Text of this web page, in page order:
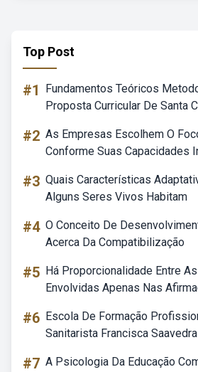
Top Post
#1
Fundamentos Teóricos
Proposta Curricular De Santa
#2 As Empresas Escolhem O
Conforme Suas Capacidades
#3 Quais Características
Alguns Seres Vivos Habitam
#4 O Conceito De
Acerca Da Compatibilização
#5 Há Proporcionalidade Entre
Envolvidas Apenas Nas
#6 Escola De Formação
Sanitarista Francisca Saavedra
#7 A Psicologia Da Educação